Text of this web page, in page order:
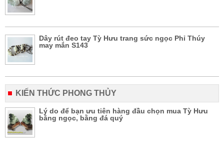
Dây rút đeo tay Tỳ Hưu trang sức ngọc Phỉ Thúy
may mắn S143
KIẾN THỨC PHONG THỦY
Lý do để bạn ưu tiên hàng đầu chọn mua Tỳ Hưu
bằng ngọc, bằng đá quý